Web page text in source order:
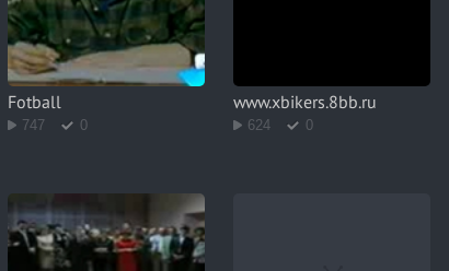
Fotball
747 0
www.xbikers.8bb.ru
624 0